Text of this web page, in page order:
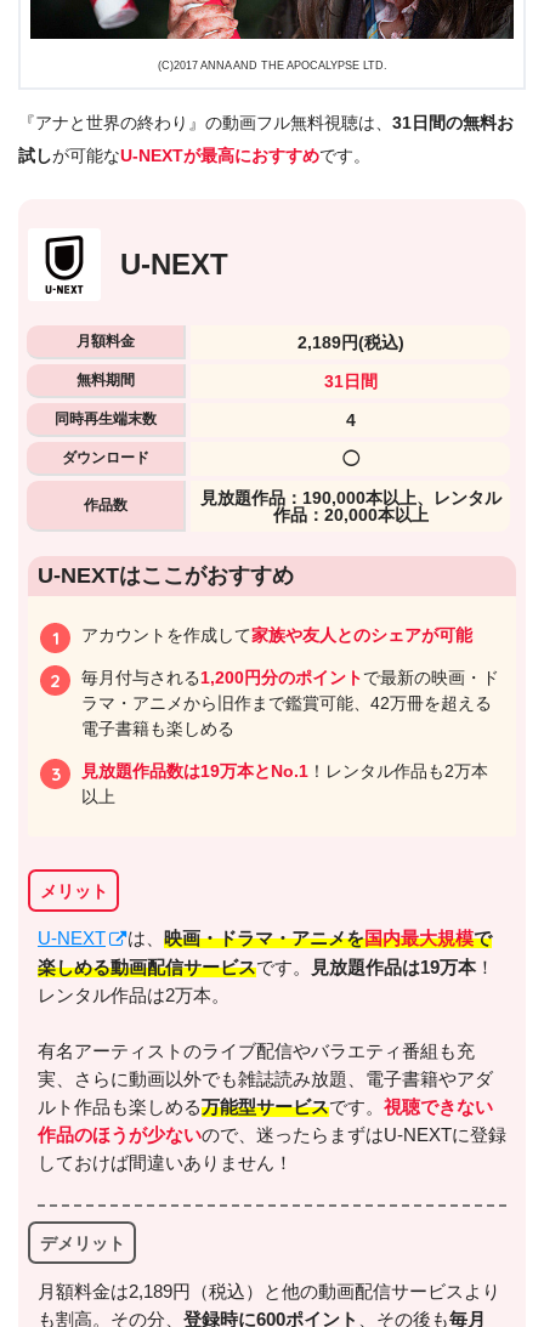
(C)2017 ANNA AND THE APOCALYPSE LTD.
『アナと世界の終わり』の動画フル無料視聴は、 31日間の無料お
試しが可能なU-NEXTが最高におすすめです。
U-NEXT
月額料金 2,189円(税込)
無料期間 31日間
同時再生端末数 4
ダウンロード ◯
作品数
⾒放題作品：190,000本以上、レンタル
作品：20,000本以上
U-NEXTはここがおすすめ
アカウントを作成して家族や友人とのシェアが可能
毎月付与される1,200円分のポイントで最新の映画・ド
ラマ・アニメから旧作まで鑑賞可能、42万冊を超える
電子書籍も楽しめる
見放題作品数は19万本とNo.1 ！レンタル作品も2万本
以上
メリット
U-NEXT は、 映画・ドラマ・アニメを国内最大規模で
楽しめる動画配信サービスです。 見放題作品は19万本 ！
レンタル作品は2万本。
有名アーティストのライブ配信やバラエティ番組も充
実、さらに動画以外でも雑誌読み放題、電子書籍やアダ
ルト作品も楽しめる万能型サービスです。 視聴できない
作品のほうが少ないので、迷ったらまずはU-NEXTに登録
しておけば間違いありません！
デメリット
月額料金は2,189円（税込）と他の動画配信サービスより
も割高。その分、 登録時に600ポイント 、その後も毎月